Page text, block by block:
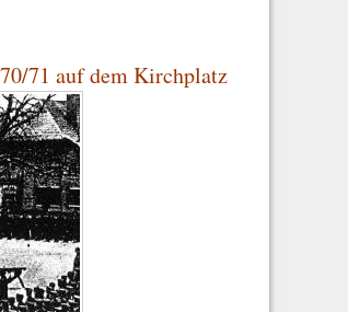
71 auf dem Kirchplatz